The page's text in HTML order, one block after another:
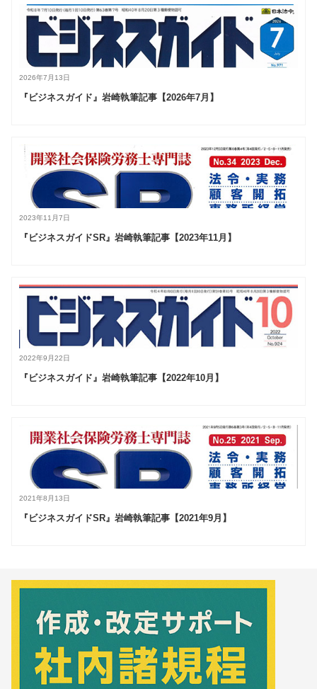
2026年7月13日
『ビジネスガイド』岩崎執筆記事【2026年7月】
2023年11月7日
『ビジネスガイドSR』岩崎執筆記事【2023年11月】
2022年9月22日
『ビジネスガイド』岩崎執筆記事【2022年10月】
2021年8月13日
『ビジネスガイドSR』岩崎執筆記事【2021年9月】